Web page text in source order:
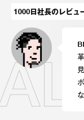
SEARCH SNEAKER
1000日社長のレビュ